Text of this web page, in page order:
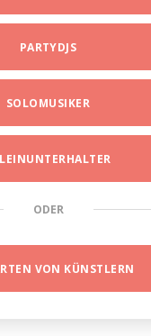
PARTYDJS
SOLOMUSIKER
ODER
VON KÜNSTLERN